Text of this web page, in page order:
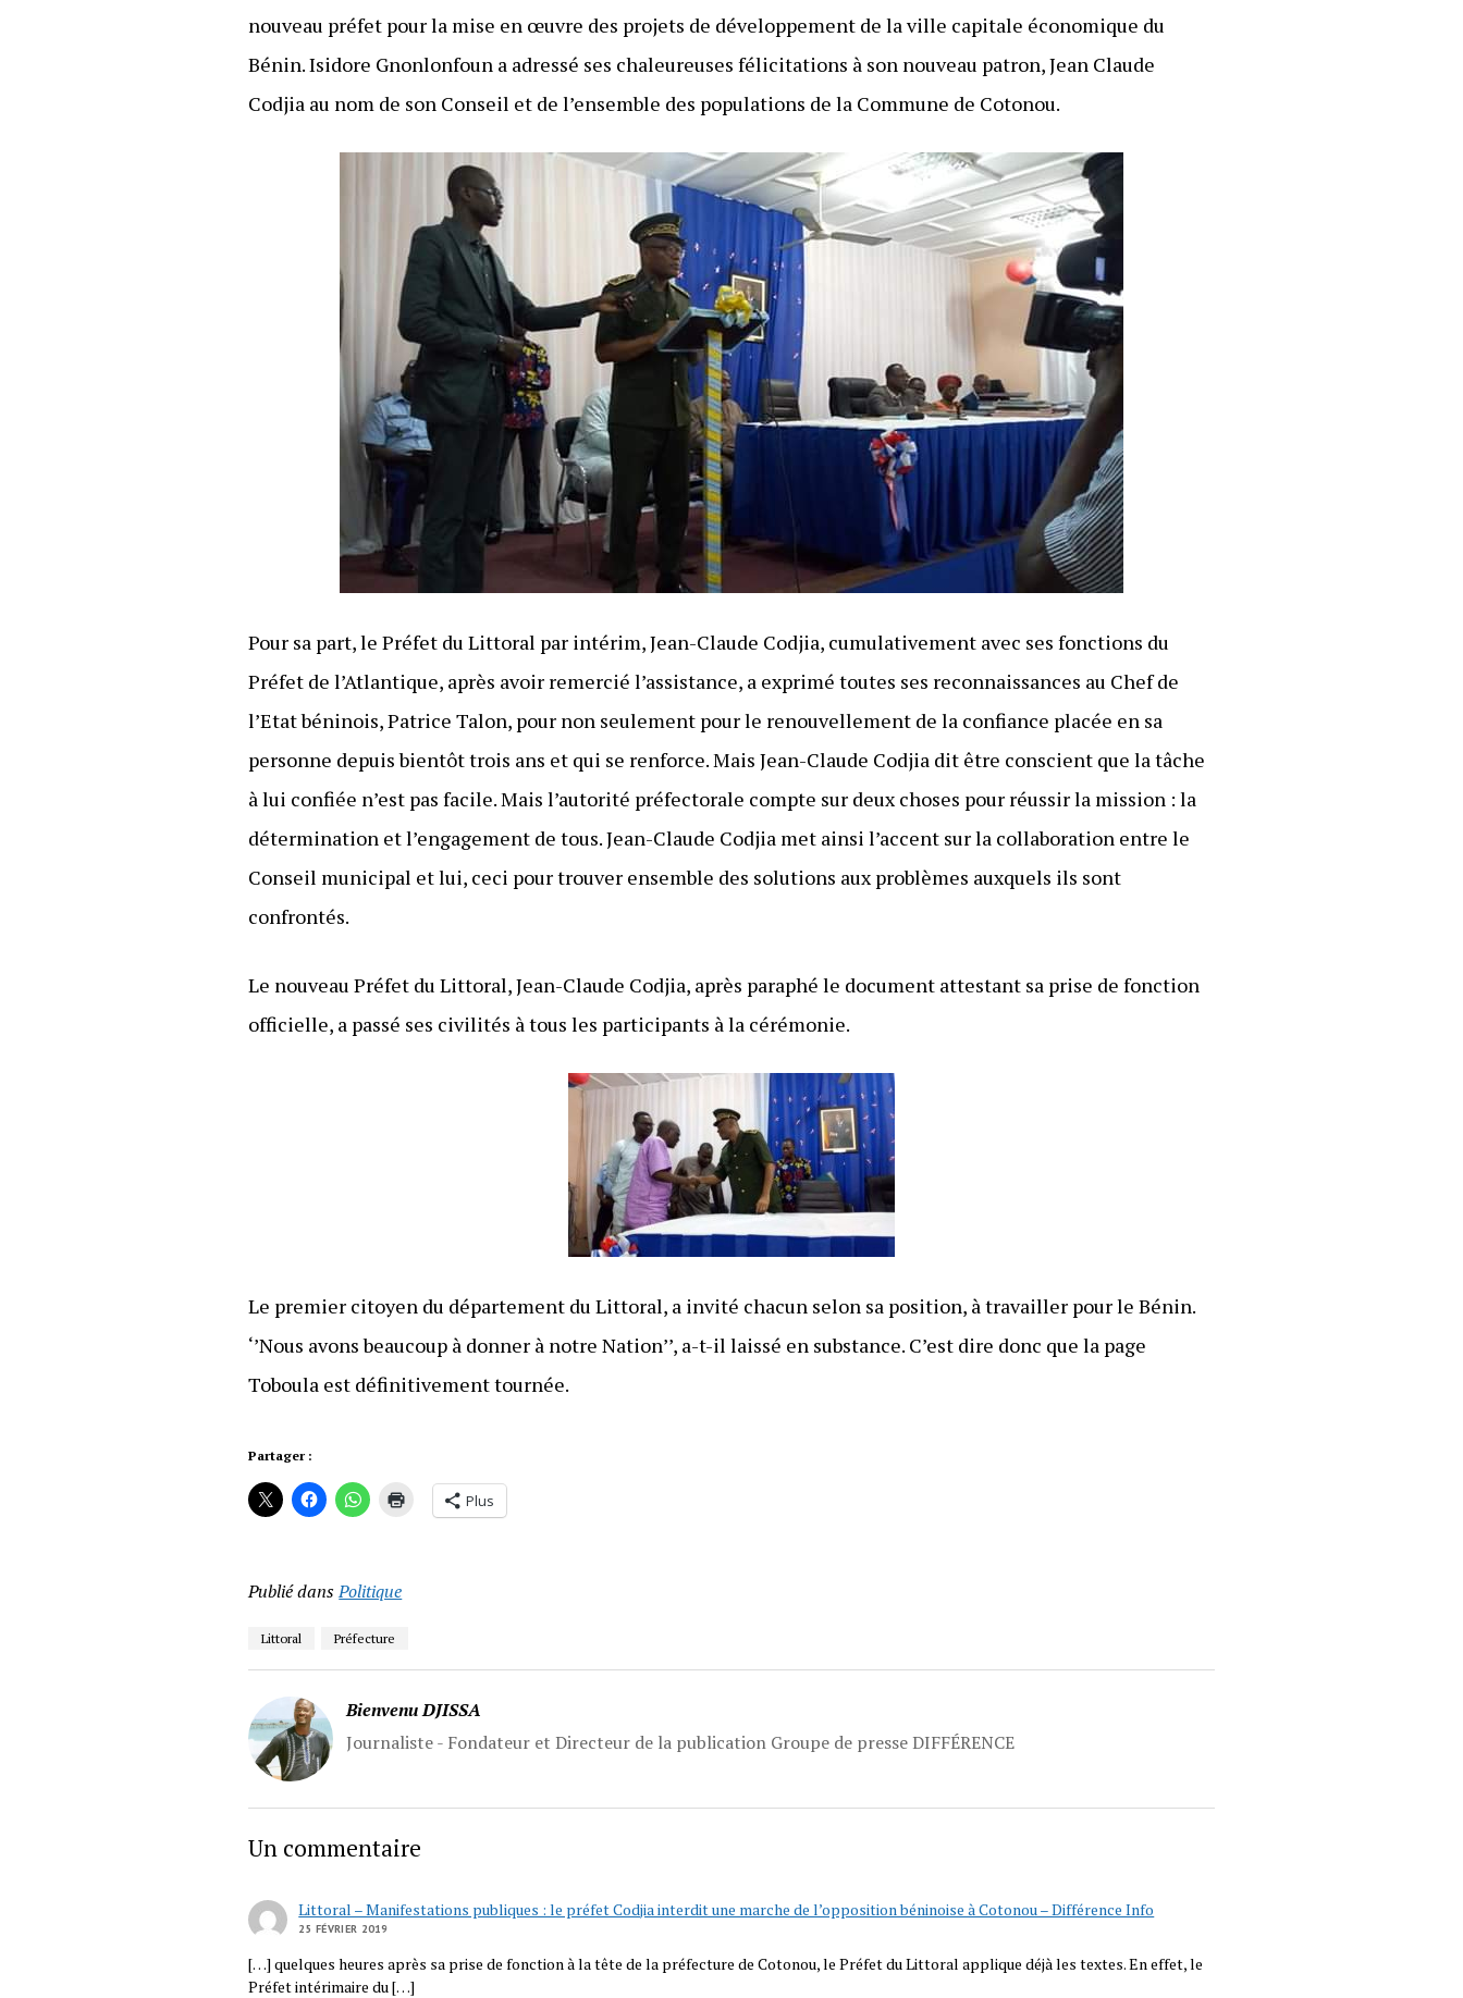
nouveau préfet pour la mise en œuvre des projets de développement de la ville capitale économique du
Bénin. Isidore Gnonlonfoun a adressé ses chaleureuses félicitations à son nouveau patron, Jean Claude
Codjia au nom de son Conseil et de l’ensemble des populations de la Commune de Cotonou.
Pour sa part, le Préfet du Littoral par intérim, Jean-Claude Codjia, cumulativement avec ses fonctions du
Préfet de l’Atlantique, après avoir remercié l’assistance, a exprimé toutes ses reconnaissances au Chef de
l’Etat béninois, Patrice Talon, pour non seulement pour le renouvellement de la confiance placée en sa
personne depuis bientôt trois ans et qui se renforce. Mais Jean-Claude Codjia dit être conscient que la tâche
à lui confiée n’est pas facile. Mais l’autorité préfectorale compte sur deux choses pour réussir la mission : la
détermination et l’engagement de tous. Jean-Claude Codjia met ainsi l’accent sur la collaboration entre le
Conseil municipal et lui, ceci pour trouver ensemble des solutions aux problèmes auxquels ils sont
confrontés.
Le nouveau Préfet du Littoral, Jean-Claude Codjia, après paraphé le document attestant sa prise de fonction
officielle, a passé ses civilités à tous les participants à la cérémonie.
Le premier citoyen du département du Littoral, a invité chacun selon sa position, à travailler pour le Bénin.
‘’Nous avons beaucoup à donner à notre Nation’’, a-t-il laissé en substance. C’est dire donc que la page
Toboula est définitivement tournée.
Partager :
Plus
Publié dansPolitique
Littoral Préfecture
Bienvenu DJISSA
Journaliste - Fondateur et Directeur de la publication Groupe de presse DIFFÉRENCE
Un commentaire
Littoral – Manifestations publiques : le préfet Codjia interdit une marche de l’opposition béninoise à Cotonou – Différence Info
25 FÉVRIER 2019
[…] quelques heures après sa prise de fonction à la tête de la préfecture de Cotonou, le Préfet du Littoral applique déjà les textes. En effet, le
Préfet intérimaire du […]